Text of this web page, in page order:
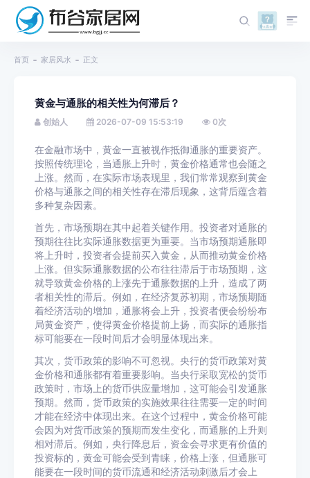
首页 家居风水 正文
黄金与通胀的相关性为何滞后？
创始人 2026-07-09 15:53:19 0次
在金融市场中，黄金一直被视作抵御通胀的重要资产。
按照传统理论，当通胀上升时，黄金价格通常也会随之
上涨。然而，在实际市场表现里，我们常常观察到黄金
价格与通胀之间的相关性存在滞后现象，这背后蕴含着
多种复杂因素。
首先，市场预期在其中起着关键作用。投资者对通胀的
预期往往比实际通胀数据更为重要。当市场预期通胀即
将上升时，投资者会提前买入黄金，从而推动黄金价格
上涨。但实际通胀数据的公布往往滞后于市场预期，这
就导致黄金价格的上涨先于通胀数据的上升，造成了两
者相关性的滞后。例如，在经济复苏初期，市场预期随
着经济活动的增加，通胀将会上升，投资者便会纷纷布
局黄金资产，使得黄金价格提前上扬，而实际的通胀指
标可能要在一段时间后才会明显体现出来。
其次，货币政策的影响不可忽视。央行的货币政策对黄
金价格和通胀都有着重要影响。当央行采取宽松的货币
政策时，市场上的货币供应量增加，这可能会引发通胀
预期。然而，货币政策的实施效果往往需要一定的时间
才能在经济中体现出来。在这个过程中，黄金价格可能
会因为对货币政策的预期而发生变化，而通胀的上升则
相对滞后。例如，央行降息后，资金会寻求更有价值的
投资标的，黄金可能会受到青睐，价格上涨，但通胀可
能要在一段时间的货币流通和经济活动刺激后才会上